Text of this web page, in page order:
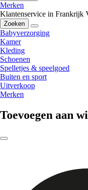
Merken
Klantenservice in Frankrijk
Zoeken
Babyverzorging
Kamer
Kleding
Schoenen
Spelletjes & speelgoed
Buiten en sport
Uitverkoop
Merken
Toevoegen aan